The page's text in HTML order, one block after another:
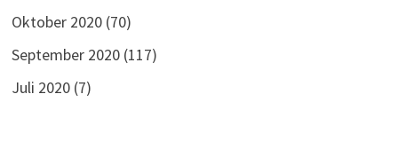
Oktober 2020(70)
September 2020(117)
Juli 2020(7)